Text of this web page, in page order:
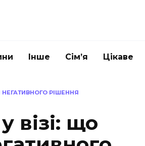
Інше Сім’я Цікаве
НЕГАТИВНОГО РІШЕННЯ
візі: що